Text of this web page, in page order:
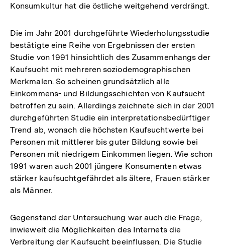
Konsumkultur hat die östliche weitgehend verdrängt.
Die im Jahr 2001 durchgeführte Wiederholungsstudie
bestätigte eine Reihe von Ergebnissen der ersten
Studie von 1991 hinsichtlich des Zusammenhangs der
Kaufsucht mit mehreren soziodemographischen
Merkmalen. So scheinen grundsätzlich alle
Einkommens- und Bildungsschichten von Kaufsucht
betroffen zu sein. Allerdings zeichnete sich in der 2001
durchgeführten Studie ein interpretationsbedürftiger
Trend ab, wonach die höchsten Kaufsuchtwerte bei
Personen mit mittlerer bis guter Bildung sowie bei
Personen mit niedrigem Einkommen liegen. Wie schon
1991 waren auch 2001 jüngere Konsumenten etwas
stärker kaufsuchtgefährdet als ältere, Frauen stärker
als Männer.
Gegenstand der Untersuchung war auch die Frage,
inwieweit die Möglichkeiten des Internets die
Verbreitung der Kaufsucht beeinflussen. Die Studie